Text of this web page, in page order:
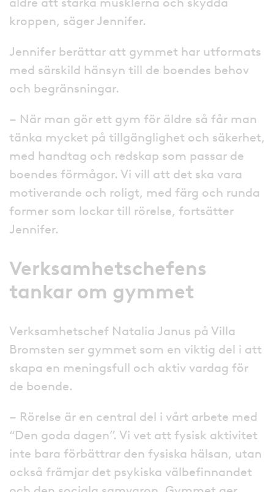
kroppen, säger Jennifer.
Jennifer berättar att gymmet har utformats
med särskild hänsyn till de boendes behov
och begränsningar.
– När man gör ett gym för äldre så får man
tänka mycket på tillgänglighet och säkerhet,
med handtag och redskap som passar de
boendes förmågor. Vi vill att det ska vara
motiverande och roligt, med färg och runda
former som lockar till rörelse, fortsätter
Jennifer.
Verksamhetschefens
tankar om gymmet
Verksamhetschef Natalia Janus på Villa
Bromsten ser gymmet som en viktig del i att
skapa en meningsfull och aktiv vardag för
de boende.
– Rörelse är en central del i vårt arbete med
“Den goda dagen”. Vi vet att fysisk aktivitet
inte bara förbättrar den fysiska hälsan, utan
också främjar det psykiska välbefinnandet